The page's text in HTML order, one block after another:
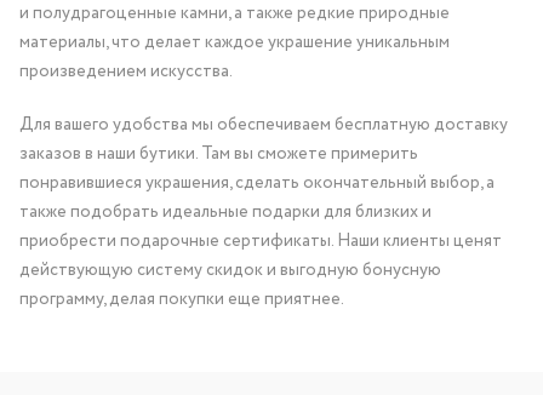
и полудрагоценные камни, а также редкие природные
материалы, что делает каждое украшение уникальным
произведением искусства.
Для вашего удобства мы обеспечиваем бесплатную доставку
заказов в наши бутики. Там вы сможете примерить
понравившиеся украшения, сделать окончательный выбор, а
также подобрать идеальные подарки для близких и
приобрести подарочные сертификаты. Наши клиенты ценят
действующую систему скидок и выгодную бонусную
программу, делая покупки еще приятнее.